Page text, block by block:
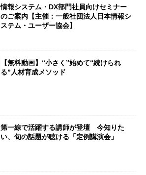
情報システム・DX部門社員向けセミナー
のご案内【主催：一般社団法人日本情報シ
ステム・ユーザー協会】
【無料動画】“小さく”始めて“続けられ
る”人材育成メソッド
第一線で活躍する講師が登壇 今知りた
い、旬の話題が聴ける「定例講演会」